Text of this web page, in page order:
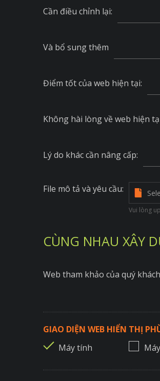
Cần điều chỉnh lại:
Và bổ sung thêm
Điểm tốt của web hiện tại:
Không hài lòng về web hiện
Lý do khác cần nâng cấp:
File mô tả và yêu cầu:
Vui lòng
CÙNG NHAU XÂY
Web tham khảo của quý
GIAO DIỆN WEB HIỂN THỊ
Máy tính